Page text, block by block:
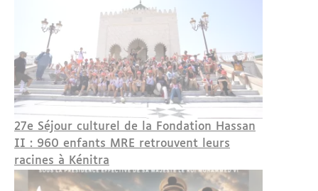
27e Séjour culturel de la Fondation Hassan
II : 960 enfants MRE retrouvent leurs
racines à Kénitra